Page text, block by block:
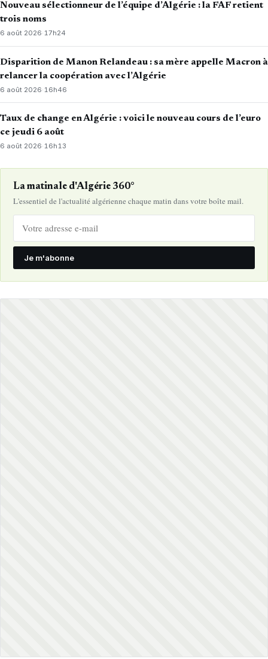
Nouveau sélectionneur de l’équipe d’Algérie : la FAF retient
trois noms
6 août 2026·17h24
Disparition de Manon Relandeau : sa mère appelle Macron à
relancer la coopération avec l’Algérie
6 août 2026· 16h46
Taux de change en Algérie : voici le nouveau cours de l’euro
ce jeudi 6 août
6 août 2026·16h13
La matinale d'Algérie 360°
L'essentiel de l'actualité algérienne chaque matin dans votre boîte mail.
Je m'abonne